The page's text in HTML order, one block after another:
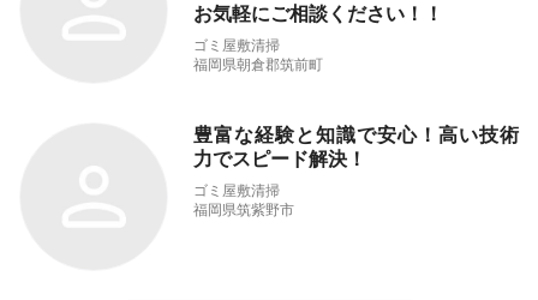
お気軽にご相談ください！！
ゴミ屋敷清掃
福岡県朝倉郡筑前町
豊富な経験と知識で安心！高い技術
力でスピード解決！
ゴミ屋敷清掃
福岡県筑紫野市